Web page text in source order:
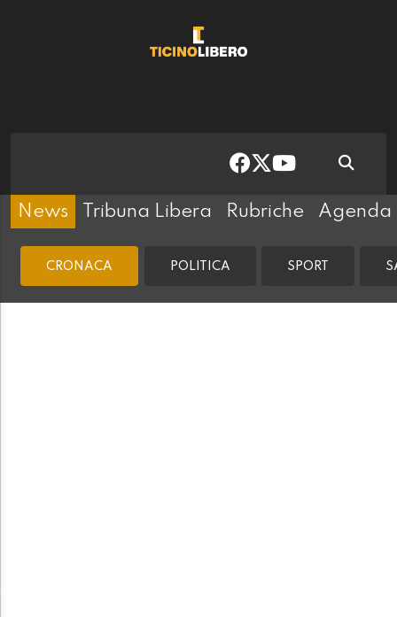
News Tribuna Libera Rubriche Agenda
CRONACA POLITICA SPORT